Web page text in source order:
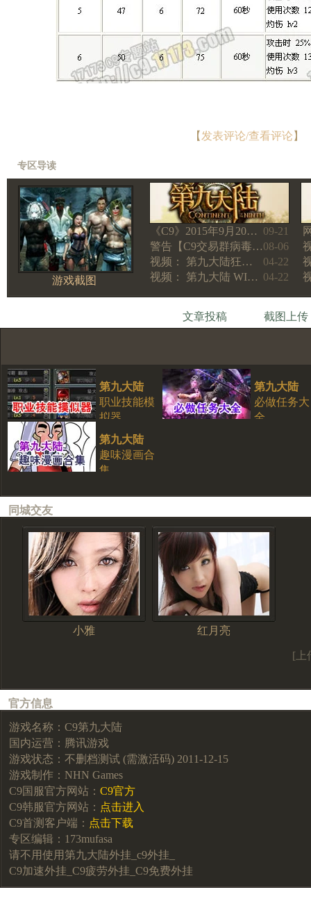
【 发表评论/查看评论 】
专区导读
游戏截图
09-21
《C9》2015年9月20…
08-06
警告【C9交易群病毒…
04-22
视频： 第九大陆狂…
04-22
视频： 第九大陆 WI…
文章投稿 截图上传
第九大陆
职业技能模
拟器
第九大陆
必做任务大
全
第九大陆
趣味漫画合
集
同城交友
小雅 红月亮
[上
官方信息
游戏名称：C9第九大陆
国内运营：腾讯游戏
游戏状态：不删档测试 (需激活码) 2011-12-15
游戏制作：NHN Games
C9国服官方网站： C9官方
C9韩服官方网站： 点击进入
C9首测客户端： 点击下载
专区编辑：173mufasa
请不用使用第九大陆外挂_c9外挂_
C9加速外挂_C9疲劳外挂_C9免费外挂